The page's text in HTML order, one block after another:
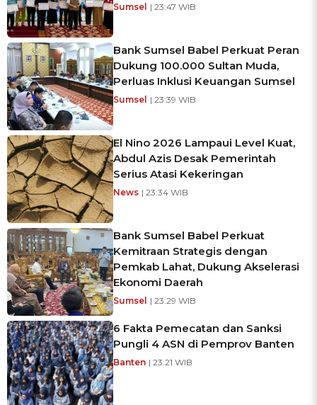
Sumsel | 23:47 WIB
Bank Sumsel Babel Perkuat Peran
Dukung 100.000 Sultan Muda,
Perluas Inklusi Keuangan Sumsel
Sumsel | 23:39 WIB
El Nino 2026 Lampaui Level Kuat,
Abdul Azis Desak Pemerintah
Serius Atasi Kekeringan
News | 23:34 WIB
Bank Sumsel Babel Perkuat
Kemitraan Strategis dengan
Pemkab Lahat, Dukung Akselerasi
Ekonomi Daerah
Sumsel | 23:29 WIB
6 Fakta Pemecatan dan Sanksi
Pungli 4 ASN di Pemprov Banten
Banten | 23:21 WIB